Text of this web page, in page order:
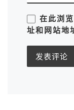
在此浏
址和网站地